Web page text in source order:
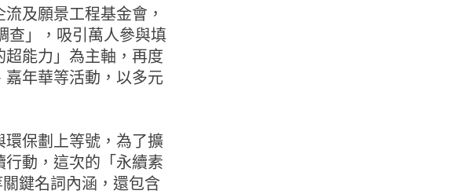
及願景工程基金會，
查」，吸引萬人參與填
能力」為主軸，再度
年華等活動，以多元
保劃上等號，為了擴
動，這次的「永續素
鍵名詞內涵，還包含